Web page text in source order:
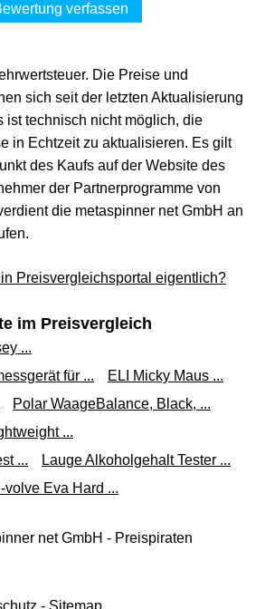
verfassen
Die Preise und
sich seit der letzten Aktualisierung
ist technisch nicht möglich, die
in Echtzeit zu aktualisieren. Es gilt
des Kaufs auf der Website des
der Partnerprogramme von
die metaspinner net GmbH an
Preisvergleichsportal eigentlich?
im Preisvergleich
...
für ...
ELI Micky Maus ...
Polar WaageBalance, Black, ...
...
...
Lauge Alkoholgehalt Tester ...
volve Eva Hard ...
net GmbH - Preispiraten